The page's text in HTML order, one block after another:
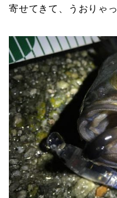
寄せてきて、うおりゃっ